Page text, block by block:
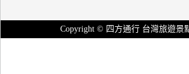
Copyright © 四方通行 台灣旅遊景